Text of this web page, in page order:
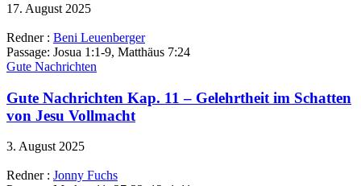
17. August 2025
Redner : Beni Leuenberger
Passage: Josua 1:1-9, Matthäus 7:24
Gute Nachrichten
Gute Nachrichten Kap. 11 – Gelehrtheit im Schatten
von Jesu Vollmacht
3. August 2025
Redner : Jonny Fuchs